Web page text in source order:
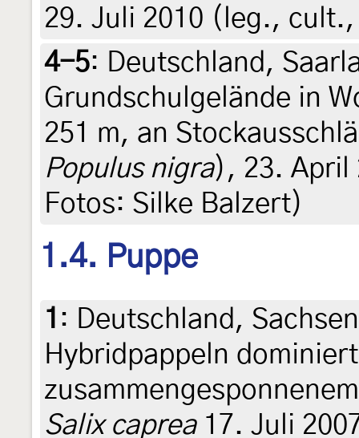
29. Juli 2010 (leg.,
4-5: Deutschland,
Grundschulgelände in
251 m, an
Populus nigra), 23. April
Fotos: Silke Balzert)
1.4. Puppe
1 : Deutschland,
Hybridpappeln
Salix caprea17. Juli